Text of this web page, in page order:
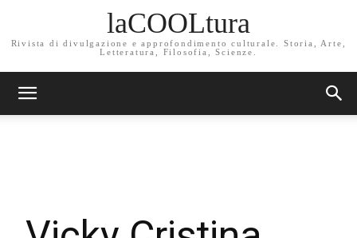
laCOOLtura
Rivista di divulgazione e approfondimento culturale. Storia, Arte,
Letteratura, Filosofia, Scienze.